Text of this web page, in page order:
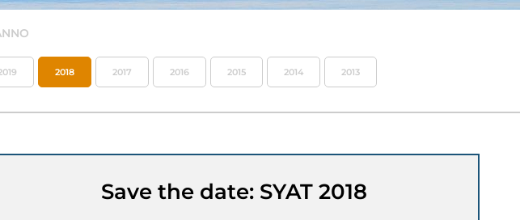
2018 2017 2016 2015 2014 2013
Save the date: SYAT 2018